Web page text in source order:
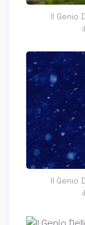
Il Genio
Il Genio